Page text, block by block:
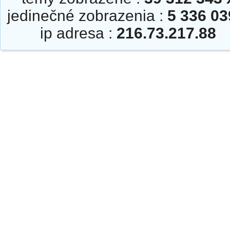
jedinečné zobrazenia : 5 336
ip adresa : 216.73.217.88